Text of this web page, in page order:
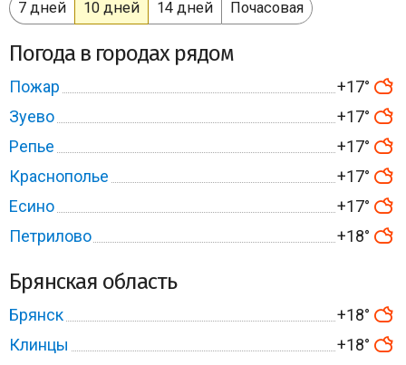
7 дней 10 дней 14 дней Почасовая
Погода в городах рядом
Пожар
+17°
Зуево
+17°
Репье
+17°
Краснополье
+17°
Есино
+17°
Петрилово
+18°
Брянская область
Брянск
+18°
Клинцы
+18°